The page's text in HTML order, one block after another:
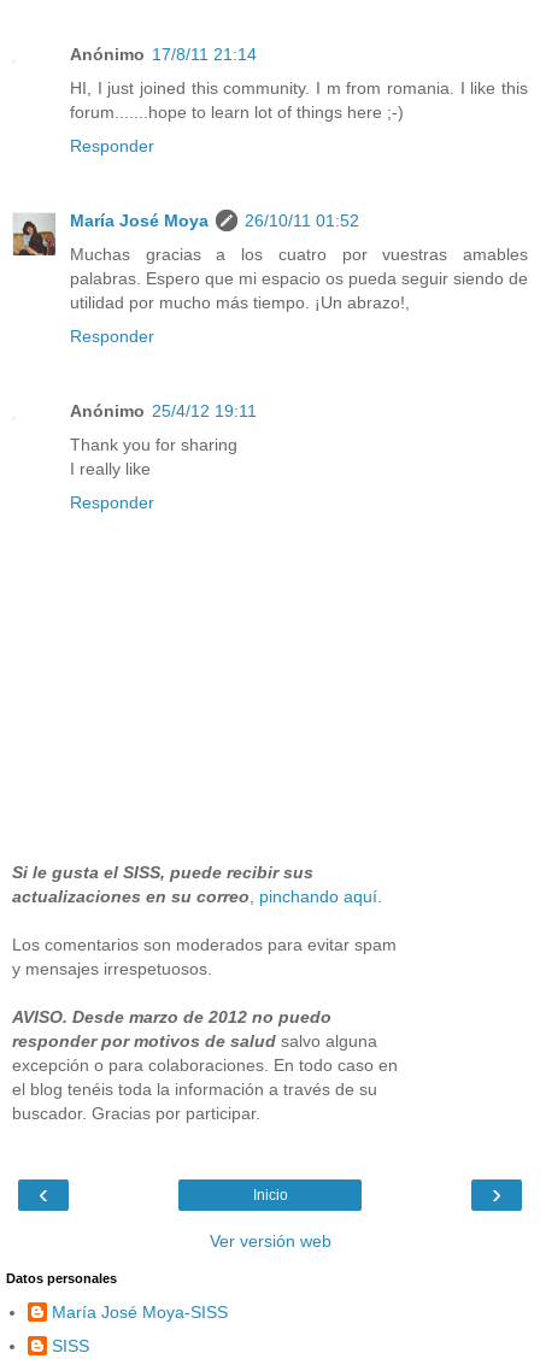
Anónimo 17/8/11 21:14
HI, I just joined this community. I m from romania. I like this
forum.......hope to learn lot of things here ;-)
Responder
María José Moya
26/10/11 01:52
Muchas gracias a los cuatro por vuestras amables
palabras. Espero que mi espacio os pueda seguir siendo de
utilidad por mucho más tiempo. ¡Un abrazo!,
Responder
Anónimo 25/4/12 19:11
Thank you for sharing
I really like
Responder
Si le gusta el SISS, puede recibir sus
actualizaciones en su correo, pinchando aquí.
Los comentarios son moderados para evitar spam
y mensajes irrespetuosos.
AVISO. Desde marzo de 2012 no puedo
responder por motivos de salud salvo alguna
excepción o para colaboraciones. En todo caso en
el blog tenéis toda la información a través de su
buscador. Gracias por participar.
‹ ›
Inicio
Ver versión web
Datos personales
María José Moya-SISS
SISS